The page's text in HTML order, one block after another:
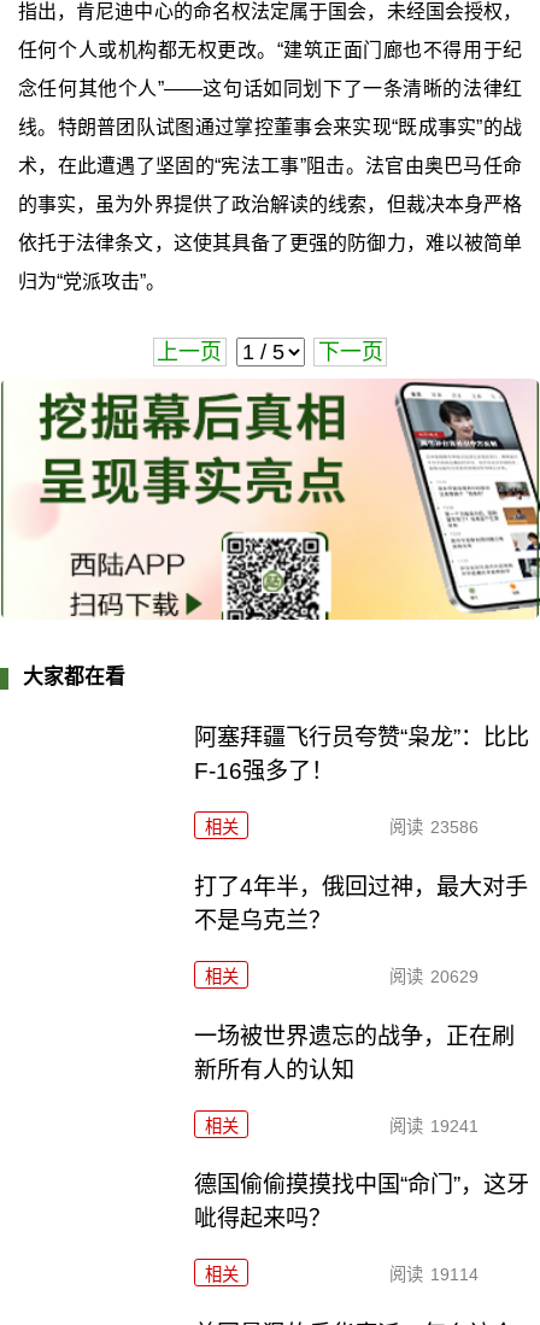
指出，肯尼迪中心的命名权法定属于国会，未经国会授权，
任何个人或机构都无权更改。“建筑正面门廊也不得用于纪
念任何其他个人”——这句话如同划下了一条清晰的法律红
线。特朗普团队试图通过掌控董事会来实现“既成事实”的战
术，在此遭遇了坚固的“宪法工事”阻击。法官由奥巴马任命
的事实，虽为外界提供了政治解读的线索，但裁决本身严格
依托于法律条文，这使其具备了更强的防御力，难以被简单
归为“党派攻击”。
上一页 下一页
大家都在看
阿塞拜疆飞行员夸赞“枭龙”：比比
F-16强多了！
相关 阅读 23586
打了4年半，俄回过神，最大对手
不是乌克兰？
相关 阅读 20629
一场被世界遗忘的战争，正在刷
新所有人的认知
相关 阅读 19241
德国偷偷摸摸找中国“命门”，这牙
呲得起来吗？
相关 阅读 19114